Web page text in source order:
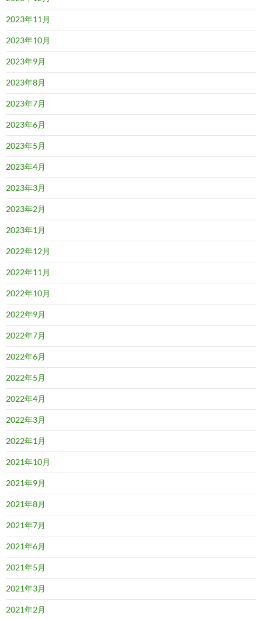
2023年11月
2023年10月
2023年9月
2023年8月
2023年7月
2023年6月
2023年5月
2023年4月
2023年3月
2023年2月
2023年1月
2022年12月
2022年11月
2022年10月
2022年9月
2022年7月
2022年6月
2022年5月
2022年4月
2022年3月
2022年1月
2021年10月
2021年9月
2021年8月
2021年7月
2021年6月
2021年5月
2021年3月
2021年2月